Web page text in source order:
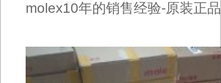
molex10年的销售经验-原装正